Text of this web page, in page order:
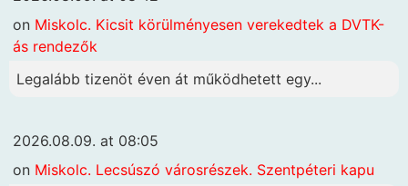
on Miskolc. Kicsit körülményesen verekedtek a DVTK-
ás rendezők
Legalább tizenöt éven át működhetett egy...
2026.08.09. at 08:05
on Miskolc. Lecsúszó városrészek. Szentpéteri kapu